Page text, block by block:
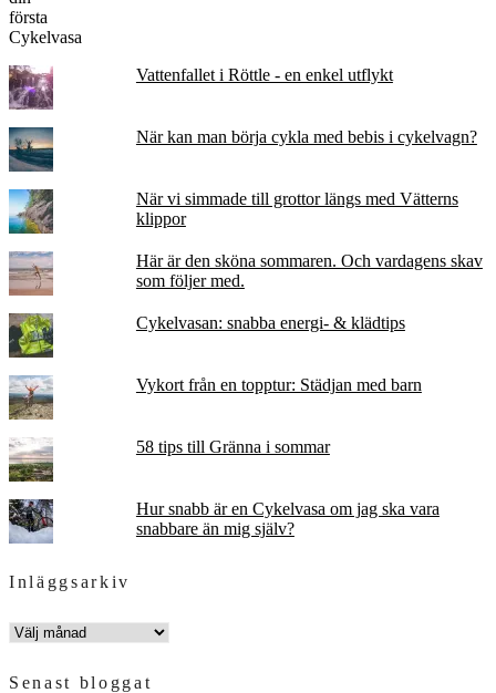
Vattenfallet i Röttle - en enkel utflykt
När kan man börja cykla med bebis i cykelvagn?
När vi simmade till grottor längs med Vätterns
klippor
Här är den sköna sommaren. Och vardagens skav
som följer med.
Cykelvasan: snabba energi- & klädtips
Vykort från en topptur: Städjan med barn
58 tips till Gränna i sommar
Hur snabb är en Cykelvasa om jag ska vara
snabbare än mig själv?
Inläggsarkiv
INLÄGGSARKIV
Senast bloggat